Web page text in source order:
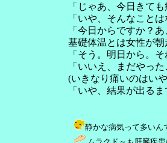
「じゃあ、今日きて
「いや、そんなこと
「今日からですか？
基礎体温とは女性が
「そう。明日から。
「いいえ、まだやっ
(いきなり痛いのはい
「いや、結果が出る
静かな病気って多いん